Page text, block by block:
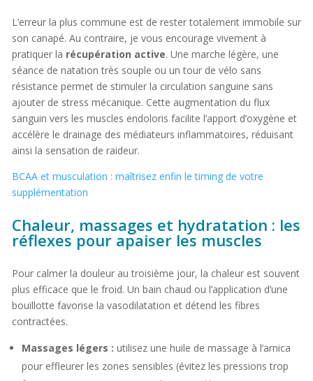
L’erreur la plus commune est de rester totalement immobile sur
son canapé. Au contraire, je vous encourage vivement à
pratiquer la récupération active. Une marche légère, une
séance de natation très souple ou un tour de vélo sans
résistance permet de stimuler la circulation sanguine sans
ajouter de stress mécanique. Cette augmentation du flux
sanguin vers les muscles endoloris facilite l’apport d’oxygène et
accélère le drainage des médiateurs inflammatoires, réduisant
ainsi la sensation de raideur.
BCAA et musculation : maîtrisez enfin le timing de votre
supplémentation
Chaleur, massages et hydratation : les
réflexes pour apaiser les muscles
Pour calmer la douleur au troisième jour, la chaleur est souvent
plus efficace que le froid. Un bain chaud ou l’application d’une
bouillotte favorise la vasodilatation et détend les fibres
contractées.
Massages légers : utilisez une huile de massage à l’arnica
pour effleurer les zones sensibles (évitez les pressions trop